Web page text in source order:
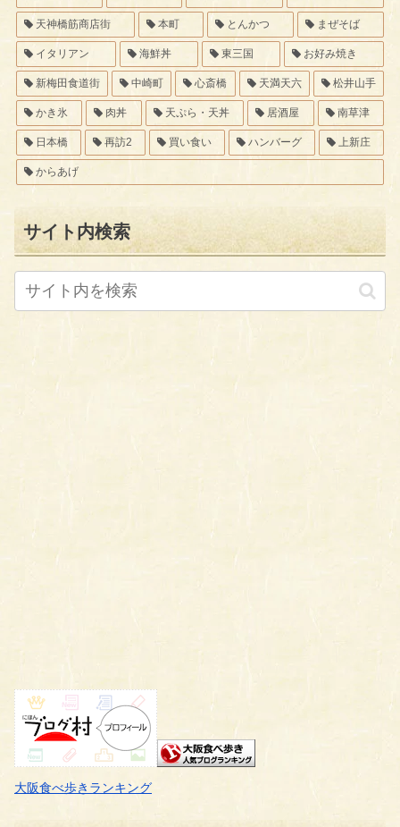
天神橋筋商店街 本町 とんかつ まぜそば
イタリアン 海鮮丼 東三国 お好み焼き
新梅田食道街 中崎町 心斎橋 天満天六 松井山手
かき氷 肉丼 天ぷら・天丼 居酒屋 南草津
日本橋 再訪2 買い食い ハンバーグ 上新庄
からあげ
サイト内検索
大阪食べ歩きランキング